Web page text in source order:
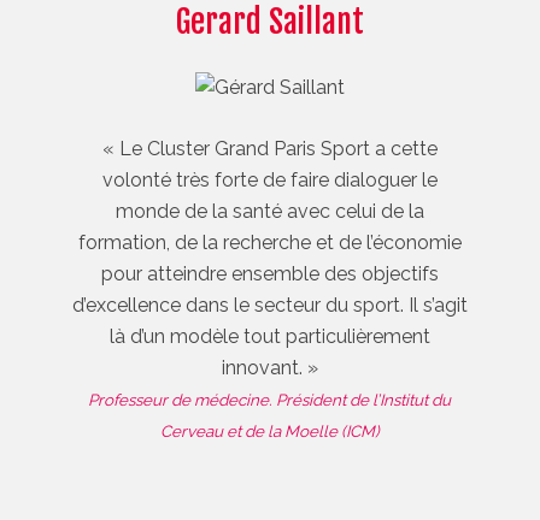
Gerard Saillant
« Le Cluster Grand Paris Sport a cette
volonté très forte de faire dialoguer le
monde de la santé avec celui de la
formation, de la recherche et de l’économie
pour atteindre ensemble des objectifs
d’excellence dans le secteur du sport. Il s’agit
là d’un modèle tout particulièrement
innovant. »
Professeur de médecine. Président de l’Institut du
Cerveau et de la Moelle (ICM)